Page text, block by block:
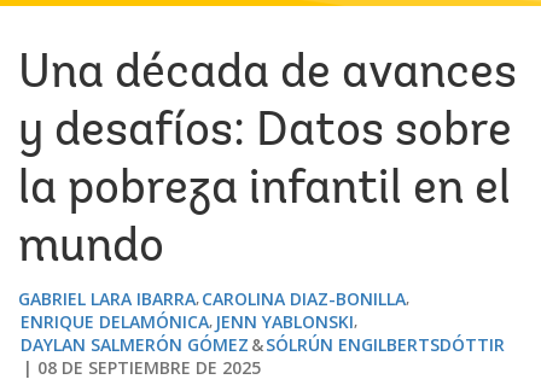
Una década de avances
y desafíos: Datos sobre
la pobreza infantil en el
mundo
GABRIEL LARA IBARRA CAROLINA DIAZ-BONILLA
ENRIQUE DELAMÓNICA JENN YABLONSKI
DAYLAN SALMERÓN GÓMEZ
SÓLRÚN ENGILBERTSDÓTTIR
08 DE SEPTIEMBRE DE 2025